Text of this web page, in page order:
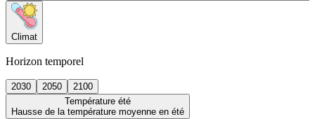
Climat
Horizon temporel
2030 2050
2100
Température été
Hausse de la température moyenne en été